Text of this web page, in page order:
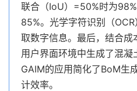
联合（IoU）=50%时为
85%。光学字符识别（
取数字信息。最后，结合
用户界面环境中生成了混
GAIM的应用简化了BoM生
计效率。